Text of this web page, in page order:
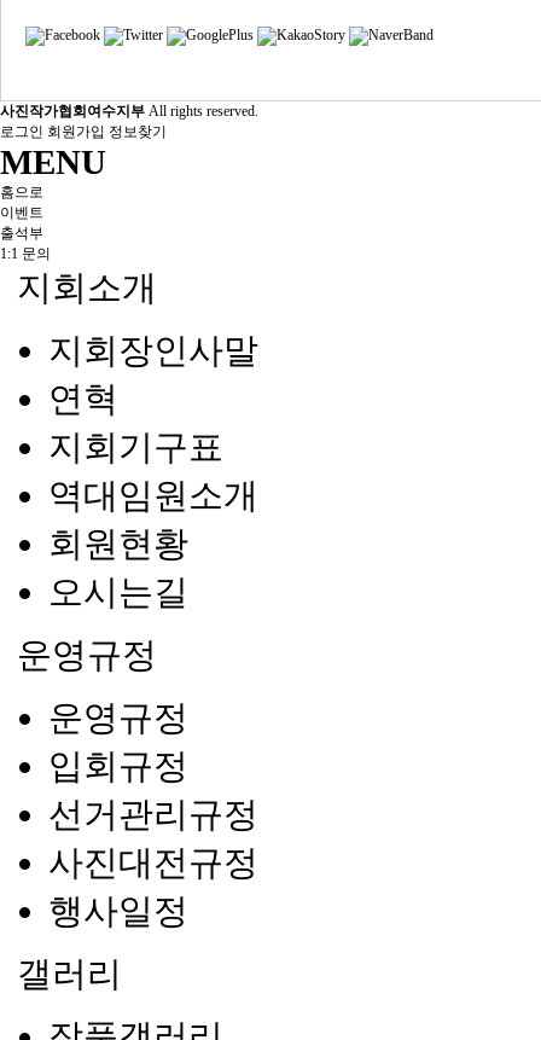
사진작가협회여수지부 All rights reserved.
로그인 회원가입 정보찾기
MENU
홈으로
이벤트
출석부
1:1 문의
지회소개
지회장인사말
연혁
지회기구표
역대임원소개
회원현황
오시는길
운영규정
운영규정
입회규정
선거관리규정
사진대전규정
행사일정
갤러리